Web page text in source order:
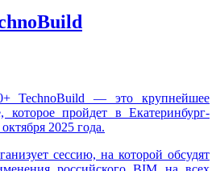
TechnoBuild — это крупнейшее
которое пройдет в Екатеринбург-
2025 года.
сессию, на которой обсудят